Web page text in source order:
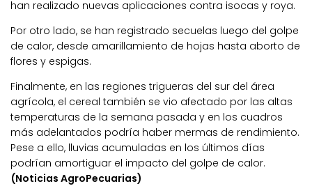
han realizado nuevas aplicaciones contra isocas y roya.
Por otro lado, se han registrado secuelas luego del golpe
de calor, desde amarillamiento de hojas hasta aborto de
flores y espigas.
Finalmente, en las regiones trigueras del sur del área
agrícola, el cereal también se vio afectado por las altas
temperaturas de la semana pasada y en los cuadros
más adelantados podría haber mermas de rendimiento.
Pese a ello, lluvias acumuladas en los últimos días
podrían amortiguar el impacto del golpe de calor.
(Noticias AgroPecuarias)